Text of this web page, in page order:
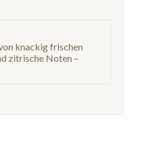
knackig frischen
zitrische Noten –